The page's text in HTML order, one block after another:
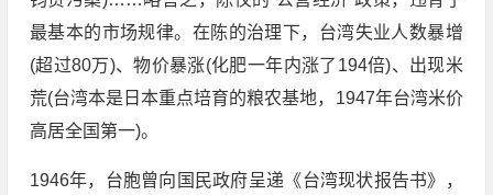
最基本的市场规律。在陈的治理下，台湾失业人数暴增
(超过80万)、物价暴涨(化肥一年内涨了194倍)、出现米
荒(台湾本是日本重点培育的粮农基地，1947年台湾米价
高居全国第一)。
1946年，台胞曾向国民政府呈递《台湾现状报告书》，